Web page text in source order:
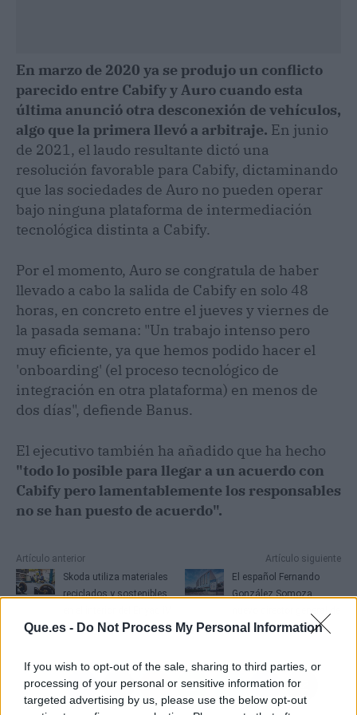
Que.es - Do Not Process My Personal Information
If you wish to opt-out of the sale, sharing to third parties, or
processing of your personal or sensitive information for
targeted advertising by us, please use the below opt-out
En marzo de 2020 ya se produjo un conflicto
parecido entre Cabify y Auro cuando esta
última anunció otra desconexión de vehículos,
algo que la primera llevó a arbitraje. En junio
de 2021, el laudo resultante dictó una
resolución favorable para Cabify, dictaminando
que las sociedades de Auro no pueden operar
bajo ninguna plataforma de intermediación
tecnológica distinta a Cabify.
Por el momento, Auro se congratula de haber
llevado a cabo la salida de Cabify en solo 48
horas, en concreto entre el jueves y viernes de
la pasada semana: "Un trabajo intenso pero
muy eficiente, ya que hemos podido hacer el
'onboarding' (el proceso tecnológico de
integración en otra plataforma) en menos de
dos días", defiende Banus.
El ejecutivo también ha añadido que ha hecho
"todo lo posible para llegar a un acuerdo con
Cabify pero lamentablemente los responsables
no se han puesto de acuerdo".
Artículo anterior
Skoda utiliza materiales
reciclados y sostenibles
eléctrico
Artículo siguiente
El español Fernando
González Somoza,
Alsea